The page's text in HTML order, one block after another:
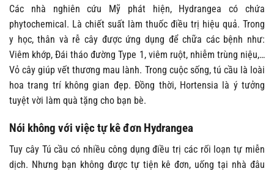
Các nhà nghiên cứu Mỹ phát hiện, Hydrangea có chứa
phytochemical. Là chiết suất làm thuốc điều trị hiệu quả. Trong
y học, thân và rễ cây được ứng dụng để chữa các bệnh như:
Viêm khớp, Đái tháo đường Type 1, viêm ruột, nhiễm trùng niệu,…
Vỏ cây giúp vết thương mau lành. Trong cuộc sống, tú cầu là loài
hoa trang trí không gian đẹp. Đồng thời, Hortensia là ý tưởng
tuyệt vời làm quà tặng cho bạn bè.
Nói không với việc tự kê đơn Hydrangea
Tuy cây Tú cầu có nhiều công dụng điều trị các rối loạn tự miễn
dịch. Nhưng bạn không được tự tiện kê đơn, uống tại nhà đâu